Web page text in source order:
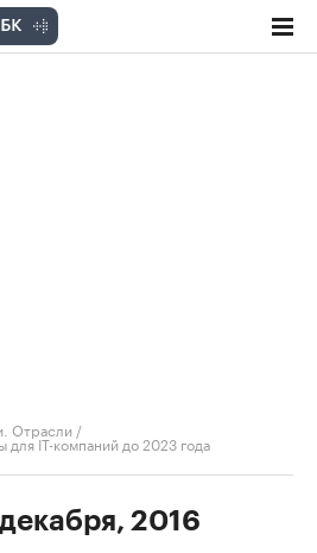
Отрасли /
для IT-компаний до 2023 года
2016